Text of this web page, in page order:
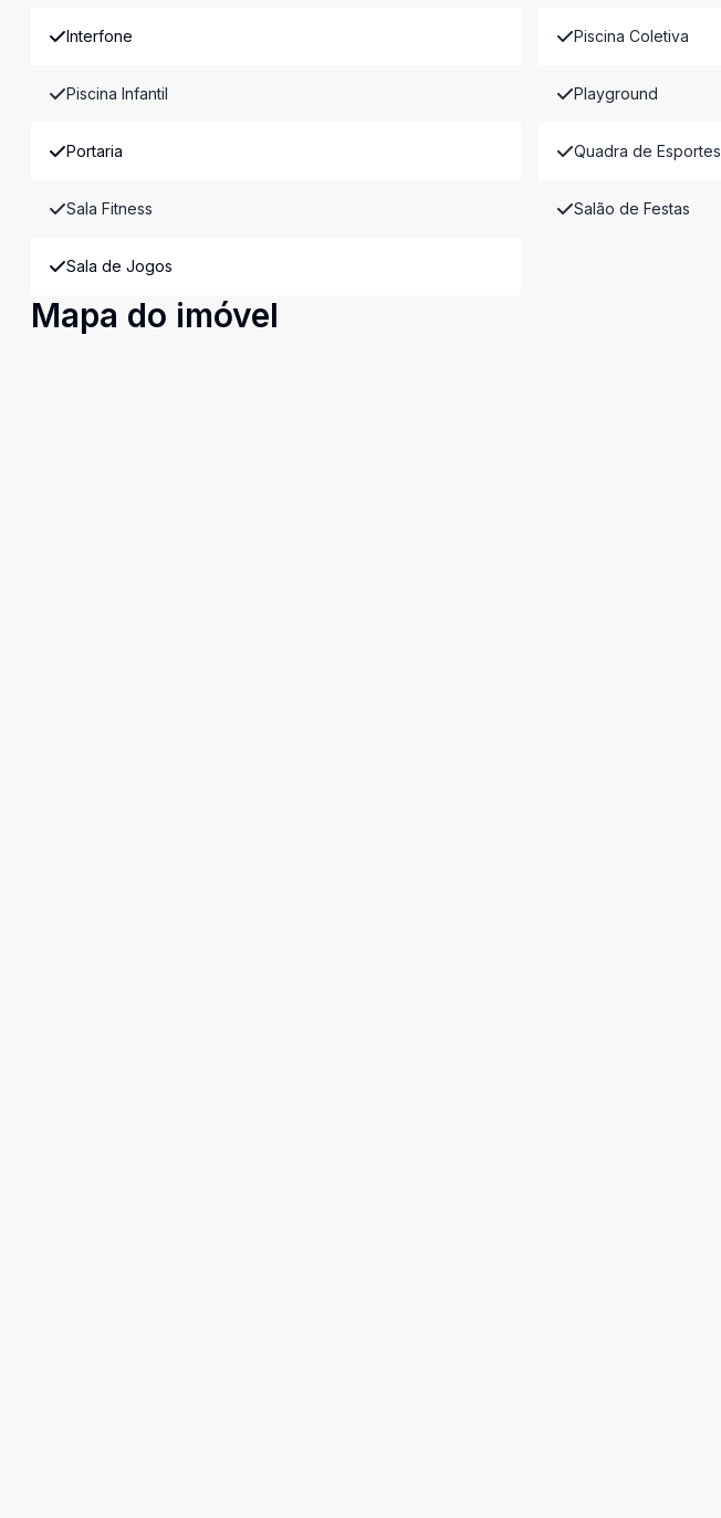
Interfone Piscina Coletiva
Piscina Infantil Playground
Portaria Quadra de Esportes
Sala Fitness Salão de Festas
Sala de Jogos
Mapa do imóvel